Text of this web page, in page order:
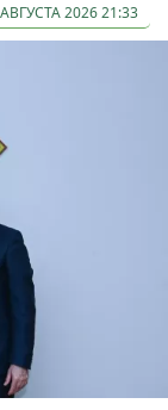
2026 21:33